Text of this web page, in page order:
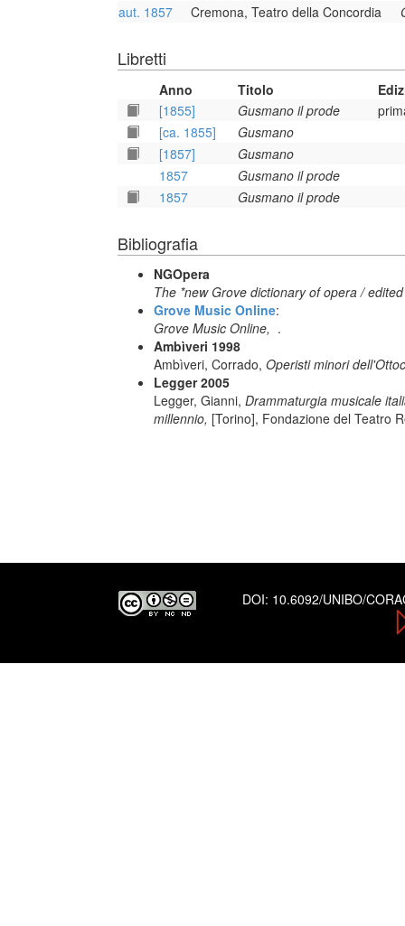
aut. 1857
Cremona, Teatro della Concordia
Libretti
Anno Titolo
[1855]
Gusmano il prode
[ca. 1855]
Gusmano
[1857]
Gusmano
1857
Gusmano il prode
1857
Gusmano il prode
Bibliografia
NGOpera
The *new Grove dictionary of opera /
Grove Music Online:
Grove Music Online, .
Ambìveri 1998
Ambìveri, Corrado, Operisti minori
Legger 2005
Legger, Gianni, Drammaturgia musicale
millennio, [Torino], Fondazione del Teatro
DOI: 10.6092/UNIBO/